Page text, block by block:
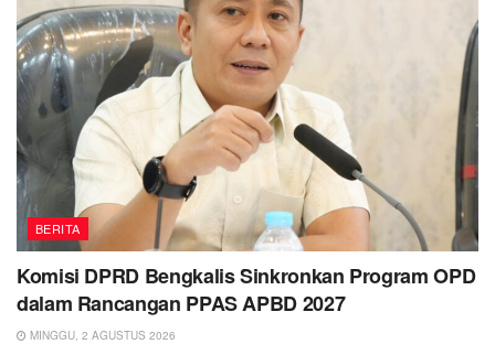
BERITA
Komisi DPRD Bengkalis Sinkronkan Program OPD
dalam Rancangan PPAS APBD 2027
MINGGU, 2 AGUSTUS 2026